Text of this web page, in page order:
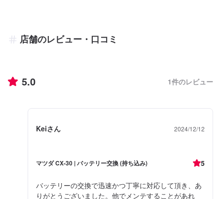
店舗のレビュー・口コミ
5.0 1件のレビュー
Keiさん 2024/12/12
マツダ CX-30 | バッテリー交換 (持ち込み) 5
バッテリーの交換で迅速かつ丁寧に対応して頂き、あ
りがとうございました。他でメンテすることがあれ